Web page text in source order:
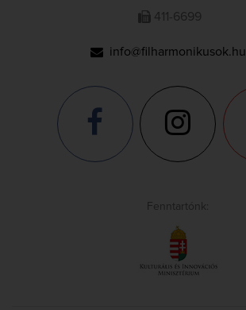
411-6699
info@filharmonikusok.hu
Fenntartónk: